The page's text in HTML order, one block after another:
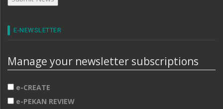
E-NEWSLETTER
Manage your newsletter subscriptions
e-CREATE
e-PEKAN REVIEW